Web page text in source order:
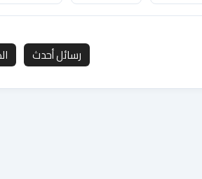
رسائل أحدث